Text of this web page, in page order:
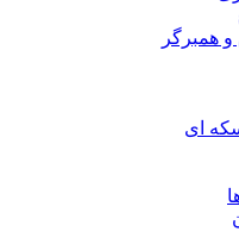
همبرگر
ای